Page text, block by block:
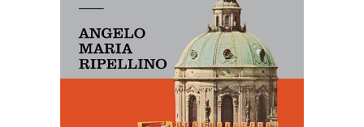
PRAGA MAGICZNA
Oto – jak mówi Mariusz Szczygieł –
biblia kultury czeskiej. Dla miłośników